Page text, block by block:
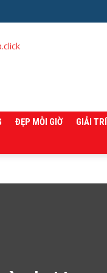
ĐẸP MỖI GIỜ GIẢI TRÍ